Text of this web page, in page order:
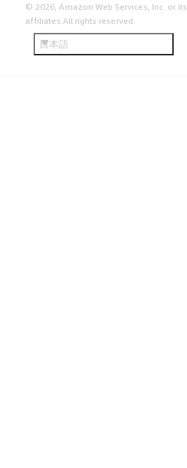
© 2026, Amazon Web Services, Inc. or its
affiliates.All rights reserved.
日本語